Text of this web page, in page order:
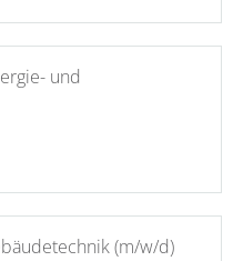
und
(m/w/d)